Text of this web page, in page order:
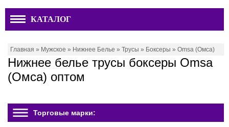
КАТАЛОГ
Главная » Мужское » Нижнее Белье » Трусы » Боксеры » Omsa (Омса)
Нижнее белье трусы боксеры Omsa
(Омса) оптом
Торговые марки: